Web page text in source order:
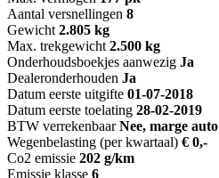
Aantal versnellingen 8
Gewicht 2.805 kg
Max. trekgewicht 2.500 kg
Onderhoudsboekjes aanwezig Ja
Dealeronderhouden Ja
Datum eerste uitgifte 01-07-2018
Datum eerste toelating 28-02-2019
BTW verrekenbaar Nee, marge auto
Wegenbelasting (per kwartaal) € 0,-
Co2 emissie 202 g/km
Emissie klasse 6